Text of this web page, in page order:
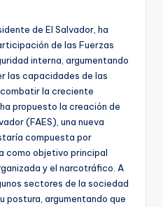
de El Salvador, ha
de las Fuerzas
interna, argumentando
las capacidades de las
la creciente
propuesto la creación de
(FAES), una nueva
compuesta por
como objetivo principal
y el narcotráfico. A
sectores de la sociedad
postura, argumentando que